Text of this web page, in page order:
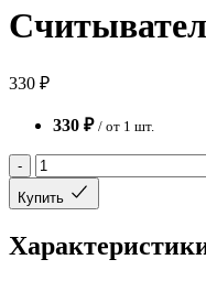
330 ₽
330 ₽ / от 1 шт.
-
Купить